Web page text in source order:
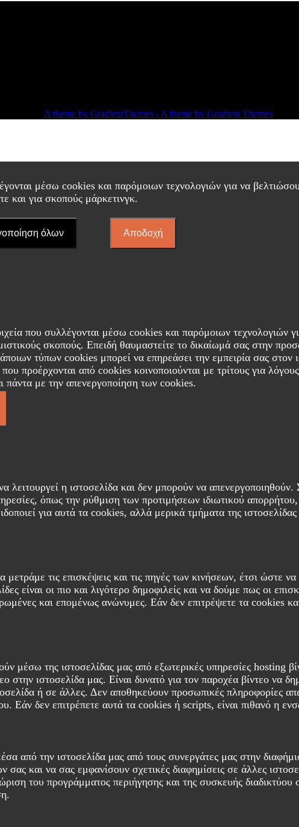
A theme by GradientThemes - A theme by Gradient Themes
μέσω cookies και παρόμοιων τεχνολογιών για να
και για σκοπούς μάρκετινγκ.
όλων Αποδοχή
που συλλέγονται μέσω cookies και παρόμοιων τεχνολογιών
σκοπούς. Επειδή θαυμαστείτε το δικαίωμά σας στην
τύπων cookies μπορεί να επηρεάσει την εμπειρία σας στον
προέρχονται από cookies κοινοποιούνται με τρίτους για
πάντα με την απενεργοποίηση των cookies.
λειτουργεί η ιστοσελίδα και δεν μπορούν να
όπως την ρύθμιση των προτιμήσεων ιδιωτικού
για αυτά τα cookies, αλλά μερικά τμήματα της
τις επισκέψεις και τις πηγές των κινήσεων, έτσι ώστε
είναι οι πιο και λιγότερο δημοφιλείς και να δούμε πως οι
και επομένως ανώνυμες. Εάν δεν επιτρέψετε τα cookies
μέσω της ιστοσελίδας μας από εξωτερικές υπηρεσίες hosting
στην ιστοσελίδα μας. Είναι δυνατό για τον παροχέα βίντεο να
ή σε άλλες. Δεν αποθηκεύουν προσωπικές πληροφορίες
Εάν δεν επιτρέπετε αυτά τα cookies ή scripts, είναι πιθανό η
από την ιστοσελίδα μας από τους συνεργάτες μας στην
σας και να σας εμφανίσουν σχετικές διαφημίσεις σε άλλες
του προγράμματος περιήγησης και της συσκευής